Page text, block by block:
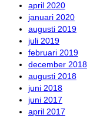
april 2020
januari 2020
augusti 2019
juli 2019
februari 2019
december 2018
augusti 2018
juni 2018
juni 2017
april 2017